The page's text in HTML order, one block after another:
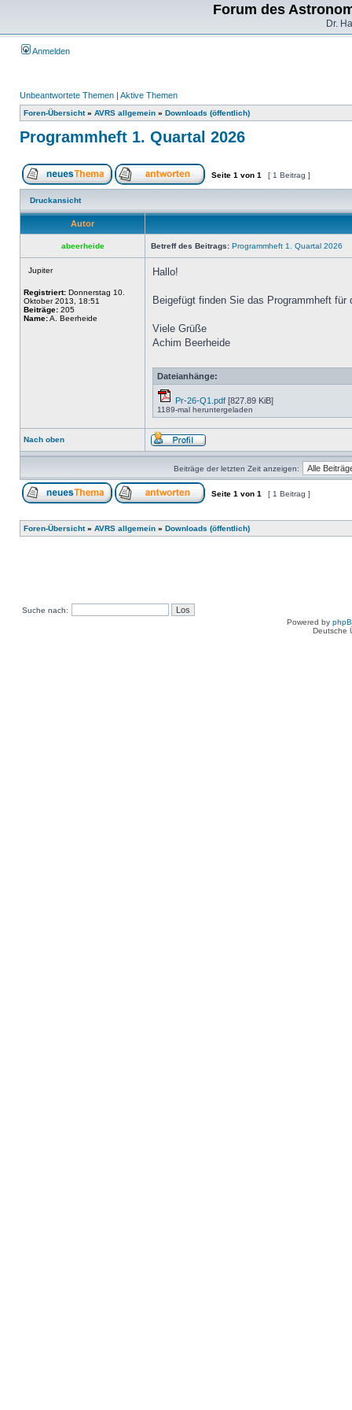
Forum des
Dr.
Anmelden
Unbeantwortete Themen | Aktive Themen
Foren-Übersicht» AVRS allgemein » Downloads (öffentlich)
Programmheft 1. Quartal 2026
Seite 1 von 1 [ 1 Beitrag ]
Druckansicht
Autor
abeerheide Betreff des Beitrags: Programmheft 1. Quartal 2026
Jupiter
Registriert: Donnerstag 10.
Oktober 2013, 18:51
Beiträge: 205
Name:A. Beerheide
Hallo!
Beigefügt finden Sie das Programmheft für
Viele Grüße
Achim Beerheide
Dateianhänge:
Pr-26-Q1.pdf [827.89 KiB]
1189-mal heruntergeladen
Nach oben
Beiträge der letzten Zeit anzeigen:
Seite 1 von 1 [ 1 Beitrag ]
Foren-Übersicht» AVRS allgemein » Downloads (öffentlich)
Suche nach:
Powered by
Deutsche